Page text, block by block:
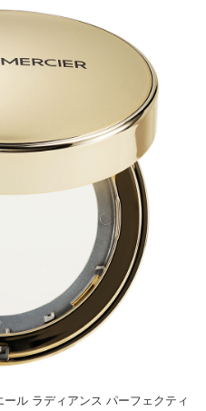
ル ラディアンス パーフェクティ